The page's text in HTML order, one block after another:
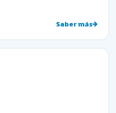
Saber más